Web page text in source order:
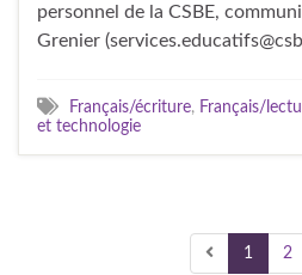
personnel de la CSBE,
Grenier
Français/écriture, Français/
et technologie
1 2